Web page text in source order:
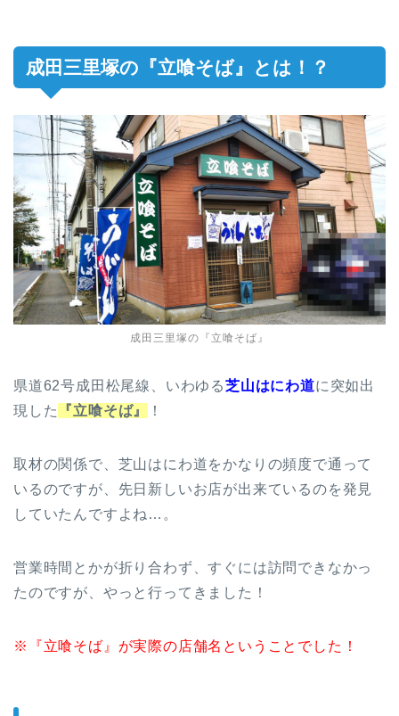
成田三里塚の『立喰そば』とは！？
成田三里塚の『立喰そば』
県道62号成田松尾線、いわゆる芝山はにわ道に突如出
現した
『立喰そば』 ！
取材の関係で、芝山はにわ道をかなりの頻度で通って
いるのですが、先日新しいお店が出来ているのを発見
していたんですよね…。
営業時間とかが折り合わず、すぐには訪問できなかっ
たのですが、やっと行ってきました！
※『立喰そば』が実際の店舗名ということでした！